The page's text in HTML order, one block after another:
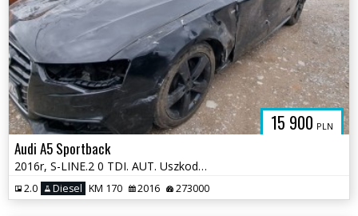
15 900 PLN
Audi A5 Sportback
2016r, S-LINE.2 0 TDI. AUT. Uszkodzony. Poobijany. Jeździ.
2.0 Diesel KM 170 2016 273000